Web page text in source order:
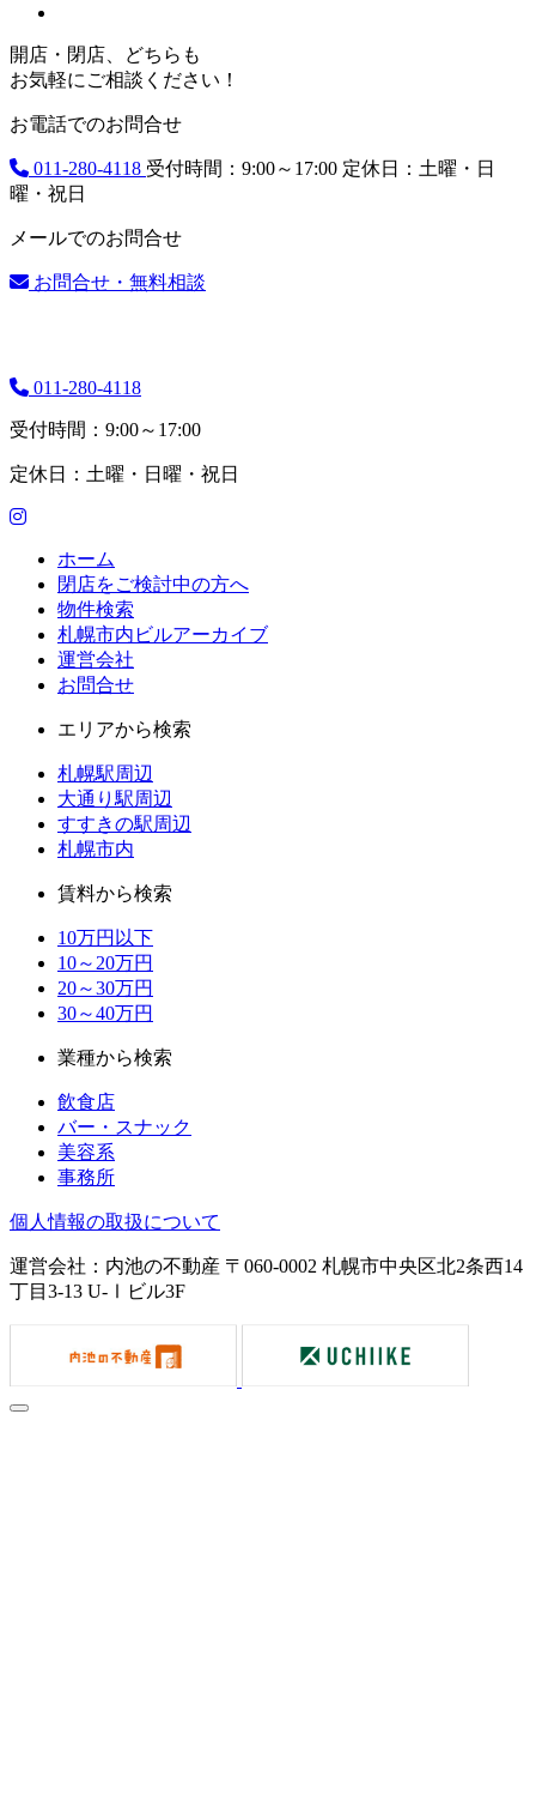
開店・閉店、どちらも
お気軽にご相談ください！
お電話でのお問合せ
011-280-4118 受付時間：9:00～17:00 定休日：土曜・日
曜・祝日
メールでのお問合せ
お問合せ・無料相談
011-280-4118
受付時間：9:00～17:00
定休日：土曜・日曜・祝日
ホーム
閉店をご検討中の方へ
物件検索
札幌市内ビルアーカイブ
運営会社
お問合せ
エリアから検索
札幌駅周辺
大通り駅周辺
すすきの駅周辺
札幌市内
賃料から検索
10万円以下
10～20万円
20～30万円
30～40万円
業種から検索
飲食店
バー・スナック
美容系
事務所
個人情報の取扱について
運営会社：内池の不動産 〒060-0002 札幌市中央区北2条西14
丁目3-13 U-Ⅰビル3F